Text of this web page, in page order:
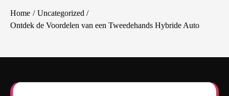
Home
Uncategorized
Ontdek de Voordelen van een Tweedehands Hybride Auto